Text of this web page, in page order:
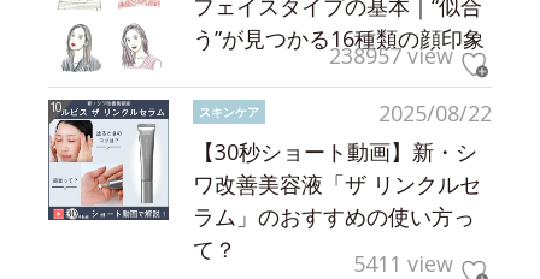
フェイスタイプの基本｜“似合
う”が見つかる16種類の顔印象
238957 view
2025/08/22
スキンケア
【30秒ショート動画】新・シ
ワ改善美容液「ザ リンクルセ
ラム」のおすすめの使い方っ
て？
5411 view